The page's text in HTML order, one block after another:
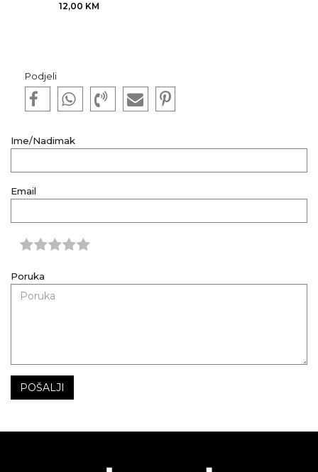
12,00 KM
Podjeli
Ime/Nadimak
Email
Poruka
POŠALJI